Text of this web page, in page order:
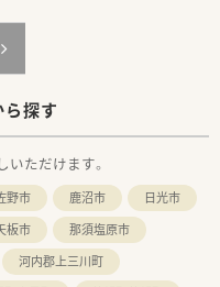
さくら薬局グループのビジョ
社内研修と絡めて中途入社専
盤石化を図る組織体制
いる地域に根差した調剤薬局
携を行いつつ、より高度な薬
に対応できる専門医療機関
探す
ただけます。
野市 鹿沼市
日光市
板市
那須塩原市
河内郡上三川町